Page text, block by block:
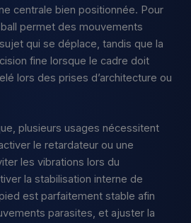
centrale bien positionnée. Pour
permet des mouvements
qui se déplace, tandis que la
fine lorsque le cadre doit
lors des prises d’architecture ou
plusieurs usages nécessitent
le retardateur ou une
les vibrations lors du
la stabilisation interne de
est parfaitement stable afin
parasites, et ajuster la